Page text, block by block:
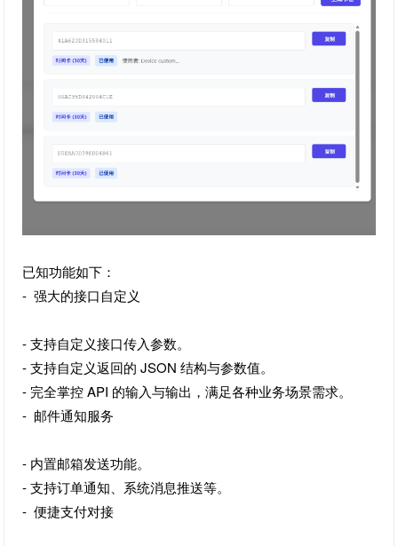
已知功能如下：
- 强大的接口自定义
- 支持自定义接口传入参数。
- 支持自定义返回的 JSON 结构与参数值。
- 完全掌控 API 的输入与输出，满足各种业务场景需求。
- 邮件通知服务
- 内置邮箱发送功能。
- 支持订单通知、系统消息推送等。
- 便捷支付对接